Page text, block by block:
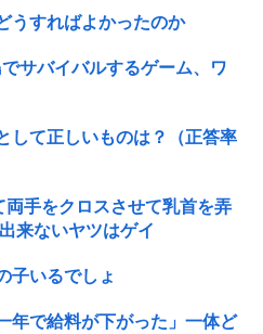
うすればよかったのか
サバイバルするゲーム、ワ
して正しいものは？（正答率
手をクロスさせて乳首を弄
来ないヤツはゲイ
子いるでしょ
年で給料が下がった」一体ど